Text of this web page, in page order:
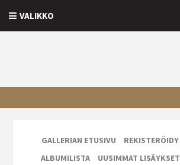
VALIKKO
GALLERIAN ETUSIVU REKISTERÖIDY
ALBUMILISTA
UUSIMMAT LISÄYKSET